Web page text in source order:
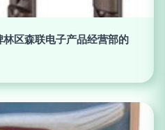
区森联电子产品经营部的